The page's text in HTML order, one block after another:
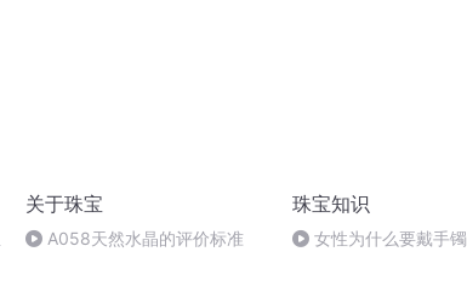
关于珠宝
A058天然水晶的评价标准
珠宝知识
女性为什么要戴手镯